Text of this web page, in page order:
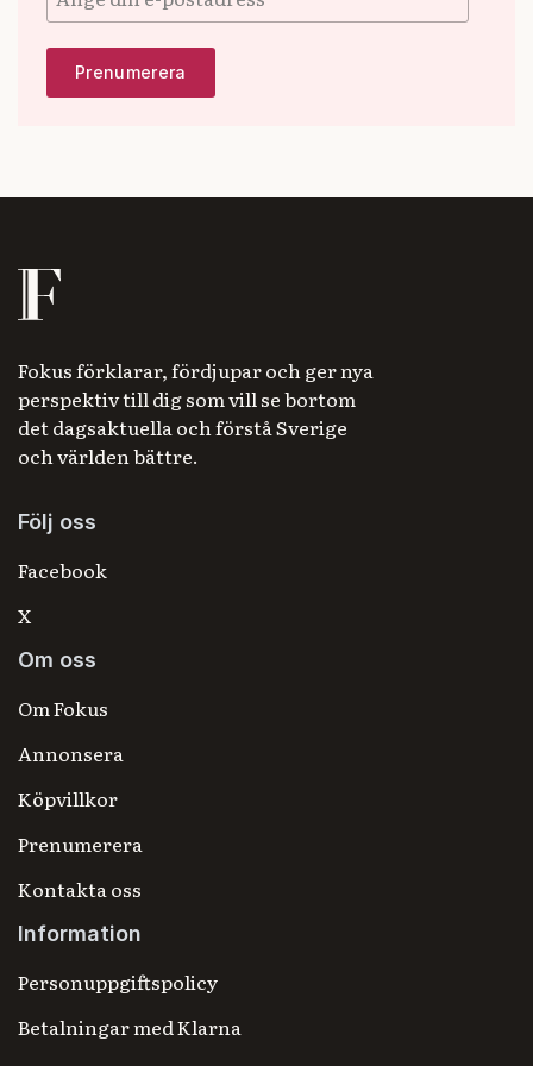
Fokus förklarar, fördjupar och ger nya
perspektiv till dig som vill se bortom
det dagsaktuella och förstå Sverige
och världen bättre.
Följ oss
Facebook
X
Om oss
Om Fokus
Annonsera
Köpvillkor
Prenumerera
Kontakta oss
Information
Personuppgiftspolicy
Betalningar med Klarna